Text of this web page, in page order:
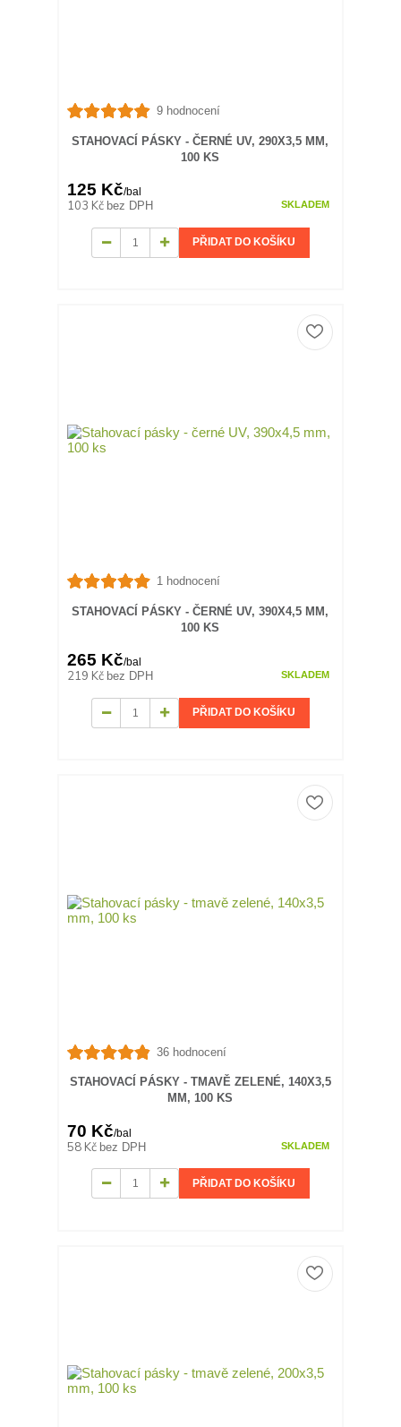
9 hodnocení
STAHOVACÍ PÁSKY - ČERNÉ UV, 290X3,5 MM,
100 KS
125 Kč/bal
103 Kč bez DPH SKLADEM
PŘIDAT DO KOŠÍKU
1 hodnocení
STAHOVACÍ PÁSKY - ČERNÉ UV, 390X4,5 MM,
100 KS
265 Kč/bal
219 Kč bez DPH SKLADEM
PŘIDAT DO KOŠÍKU
36 hodnocení
STAHOVACÍ PÁSKY - TMAVĚ ZELENÉ, 140X3,5
MM, 100 KS
70 Kč/bal
58 Kč bez DPH SKLADEM
PŘIDAT DO KOŠÍKU